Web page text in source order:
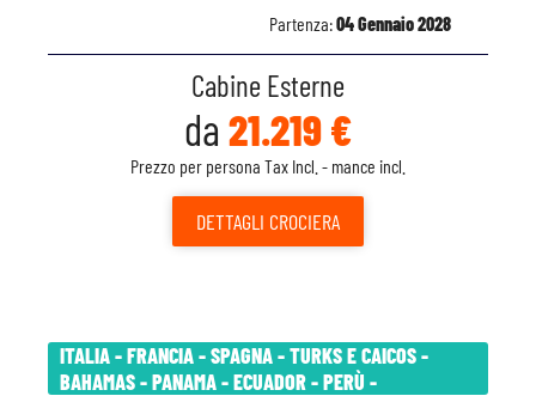
Partenza:04 Gennaio 2028
Cabine Esterne
da 21.219 €
Prezzo per persona Tax Incl. - mance incl.
DETTAGLI CROCIERA
ITALIA - FRANCIA - SPAGNA - TURKS E CAICOS -
BAHAMAS - PANAMA - ECUADOR - PERÙ -